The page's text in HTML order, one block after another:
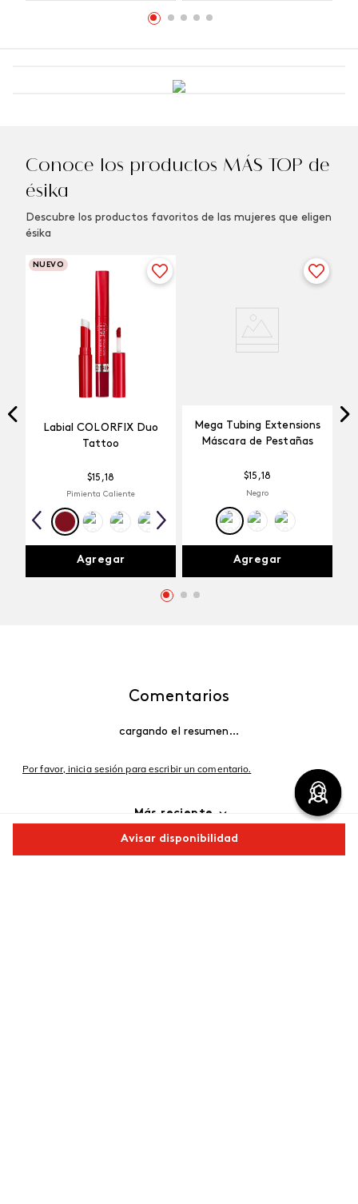
Avisar disponibilidad
Conoce los productos MÁS TOP de
ésika
Descubre los productos favoritos de las mujeres que eligen
ésika
NUEVO
Labial COLORFIX Duo
Tattoo
$15 ,18
Pimienta Caliente
Agregar
Mega Tubing Extensions
Máscara de Pestañas
$15 ,18
Negro
Agregar
Comentarios
cargando el resumen…
Por favor, inicia sesión para escribir un comentario.
Más reciente
Cargando comentarios…